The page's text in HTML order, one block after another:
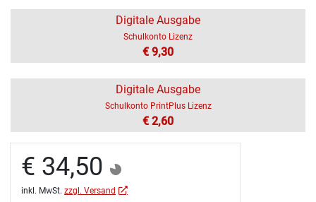
Digitale Ausgabe
Schulkonto Lizenz
€ 9,30
Digitale Ausgabe
Schulkonto PrintPlus Lizenz
€ 2,60
€ 34,50
inkl. MwSt. zzgl. Versand